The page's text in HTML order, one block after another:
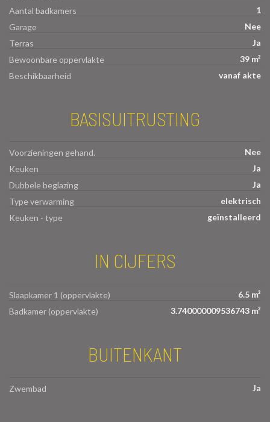
Aantal badkamers
1
Garage
Nee
Terras
Ja
Bewoonbare oppervlakte
39 m²
Beschikbaarheid
vanaf akte
BASISUITRUSTING
Voorzieningen gehand.
Nee
Keuken
Ja
Dubbele beglazing
Ja
Type verwarming
elektrisch
Keuken - type
geïnstalleerd
IN CIJFERS
Slaapkamer 1 (oppervlakte)
6.5 m²
Badkamer (oppervlakte)
3.740000009536743 m²
BUITENKANT
Zwembad Ja